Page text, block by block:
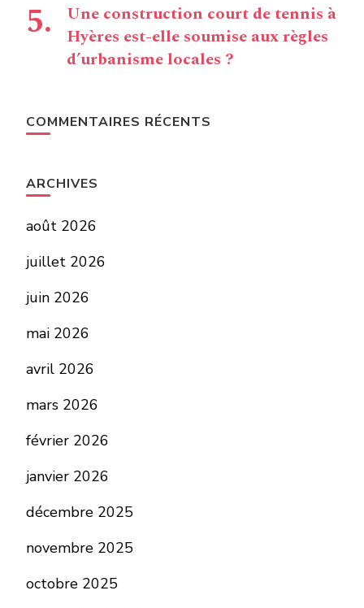
Une construction court de tennis à
Hyères est-elle soumise aux règles
d’urbanisme locales ?
COMMENTAIRES RÉCENTS
ARCHIVES
août 2026
juillet 2026
juin 2026
mai 2026
avril 2026
mars 2026
février 2026
janvier 2026
décembre 2025
novembre 2025
octobre 2025